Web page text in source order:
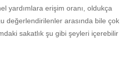
yardımlara erişim oranı, oldukça
değerlendirilenler arasında bile çok
sakatlık şu gibi şeyleri içerebilir